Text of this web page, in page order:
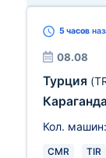
5 часов
08.08
Турция
Караганда
Кол. машин:
CMR TIR